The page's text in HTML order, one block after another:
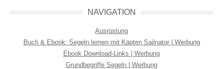
NAVIGATION
Ausrüstung
Buch & Ebook: Segeln lernen mit Käpten Sailnator | Werbung
Ebook Download-Links | Werbung
Grundbegriffe Segeln | Werbung